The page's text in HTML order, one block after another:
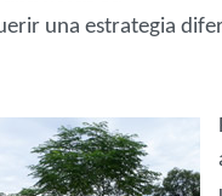
una estrategia